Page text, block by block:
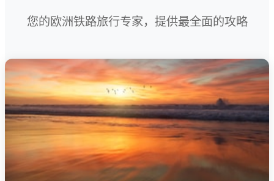
您的欧洲铁路旅行专家，提供最全面的攻略